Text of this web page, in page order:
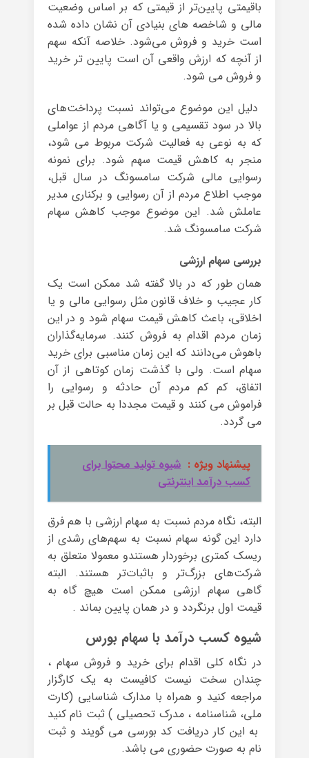
باقیمتی پایین‌تر از قیمتی که بر اساس وضعیت
مالی و شاخصه های بنیادی آن نشان داده ‌شده
است خرید و فروش می‌شود. خلاصه آنکه سهم
از آنچه که ارزش واقعی آن است پایین تر خرید
و فروش می شود.
دلیل این موضوع می‌تواند نسبت پرداخت‌های
بالا در سود تقسیمی و یا آگاهی مردم از عواملی
که به نوعی به فعالیت شرکت مربوط می شود،
منجر به کاهش قیمت سهم شود. برای نمونه
رسوایی مالی شرکت سامسونگ در سال قبل،
موجب اطلاع مردم از آن رسوایی و برکناری مدیر
عاملش شد. این موضوع موجب کاهش سهام
شرکت سامسونگ شد.
بررسی سهام ارزشی
همان طور که در بالا گفته شد ممکن است یک
کار عجیب و خلاف قانون مثل رسوایی مالی و یا
اخلاقی، باعث کاهش قیمت سهام شود و در این
زمان مردم اقدام به فروش کنند. سرمایه‌گذاران
باهوش می‌دانند که این زمان مناسبی برای خرید
سهام است. ولی با گذشت زمان کوتاهی از آن
اتفاق، کم کم مردم آن حادثه و رسوایی را
فراموش می کنند و قیمت مجددا به حالت قبل بر
می گردد.
پیشنهاد ویژه : شیوه تولید محتوا برای
کسب درآمد اینترنتی
البته، نگاه مردم نسبت به سهام ارزشی با هم فرق
دارد این گونه سهام نسبت به سهم‌های رشدی از
ریسک کمتری برخوردار هستندو معمولا متعلق به
شرکت‌های بزرگ‌تر و باثبات‌تر هستند. البته
گاهی سهام ارزشی ممکن است هیچ گاه به
قیمت اول برنگردد و در همان پایین بماند .
شیوه کسب درآمد با سهام بورس
در نگاه کلی اقدام برای خرید و فروش سهام ،
چندان سخت نیست کافیست به یک کارگزار
مراجعه کنید و همراه با مدارک شناسایی (کارت
ملی، شناسنامه ، مدرک تحصیلی ) ثبت نام کنید
به این کار دریافت کد بورسی می گویند و ثبت
نام به صورت حضوری می باشد.